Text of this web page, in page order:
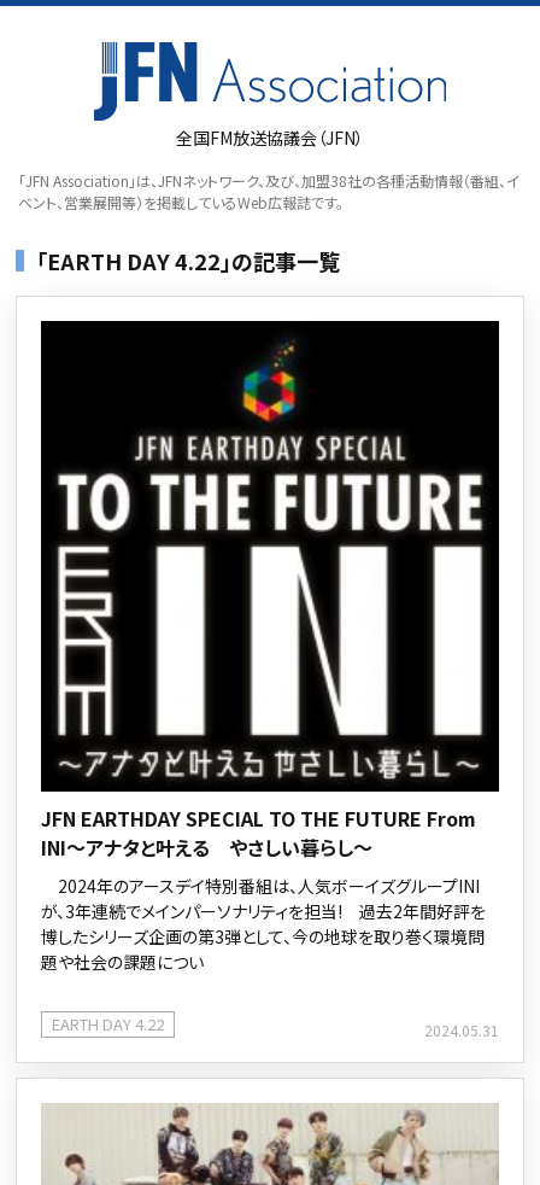
全国FM放送協議会（JFN）
「JFN Association」は、JFNネットワーク、及び、加盟38社の各種活動情報（番組、イ
ベント、営業展開等）を掲載しているWeb広報誌です。
「EARTH DAY 4.22」の記事一覧
JFN EARTHDAY SPECIAL TO THE FUTURE From
INI～アナタと叶える やさしい暮らし～
2024年のアースデイ特別番組は、人気ボーイズグループINI
が、3年連続でメインパーソナリティを担当! 過去2年間好評を
博したシリーズ企画の第3弾として、今の地球を取り巻く環境問
題や社会の課題につい
EARTH DAY 4.22 2024.05.31